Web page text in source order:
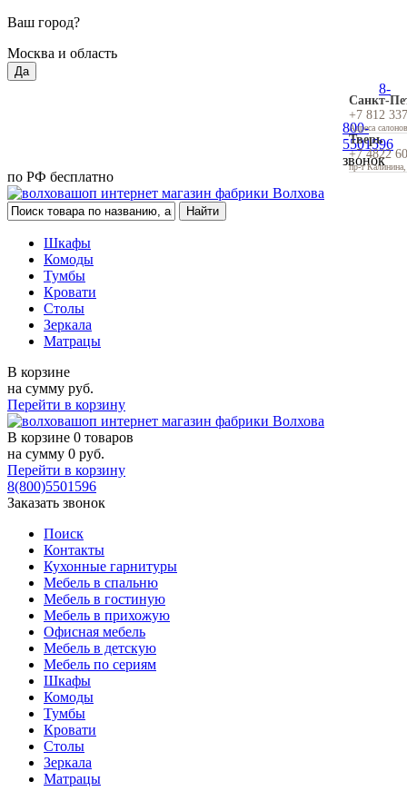
Ваш город?
Москва и область
Да
Санкт-
+7 812
Адреса
Тверь
+7 4822
пр-т
8-
800-
5501596
звонок
по РФ бесплатно
Шкафы
Комоды
Тумбы
Кровати
Столы
Зеркала
Матрацы
В корзине
на сумму руб.
Перейти в корзину
В корзине 0 товаров
на сумму 0 руб.
Перейти в корзину
8(800)5501596
Заказать звонок
Поиск
Контакты
Кухонные гарнитуры
Мебель в спальню
Мебель в гостиную
Мебель в прихожую
Офисная мебель
Мебель в детскую
Мебель по сериям
Шкафы
Комоды
Тумбы
Кровати
Столы
Зеркала
Матрацы